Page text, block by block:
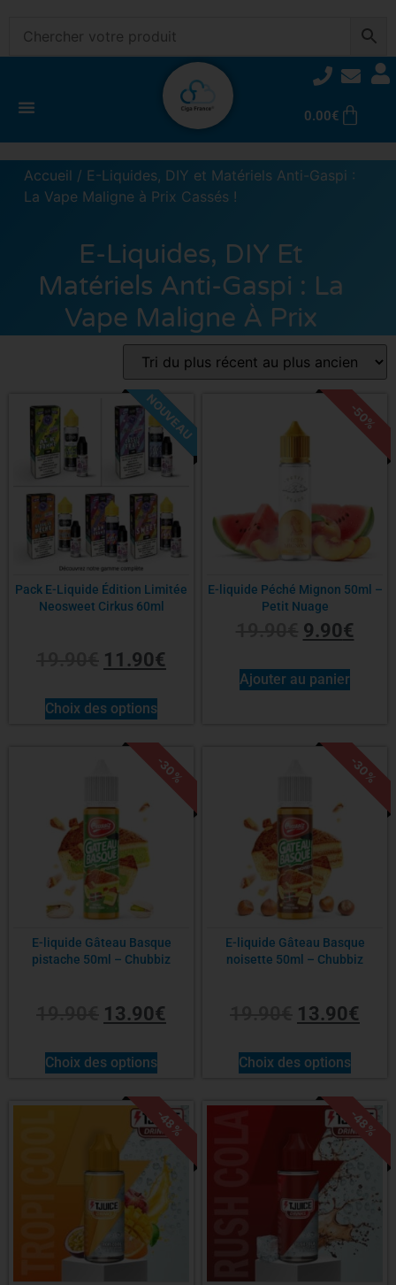
0.00€
Accueil / E-Liquides, DIY et Matériels Anti-Gaspi :
La Vape Maligne à Prix Cassés !
E-Liquides, DIY Et
Matériels Anti-Gaspi : La
Vape Maligne À Prix
Cassés !
-40%
NOUVEAU
Pack E-Liquide Édition Limitée
Neosweet Cirkus 60ml
11.90€
Choix des options
-50%
E-liquide Péché Mignon 50ml –
Petit Nuage
9.90€
Ajouter au panier
-30%
E-liquide Gâteau Basque
pistache 50ml – Chubbiz
13.90€
Choix des options
-30%
E-liquide Gâteau Basque
noisette 50ml – Chubbiz
13.90€
Choix des options
-48% -48%